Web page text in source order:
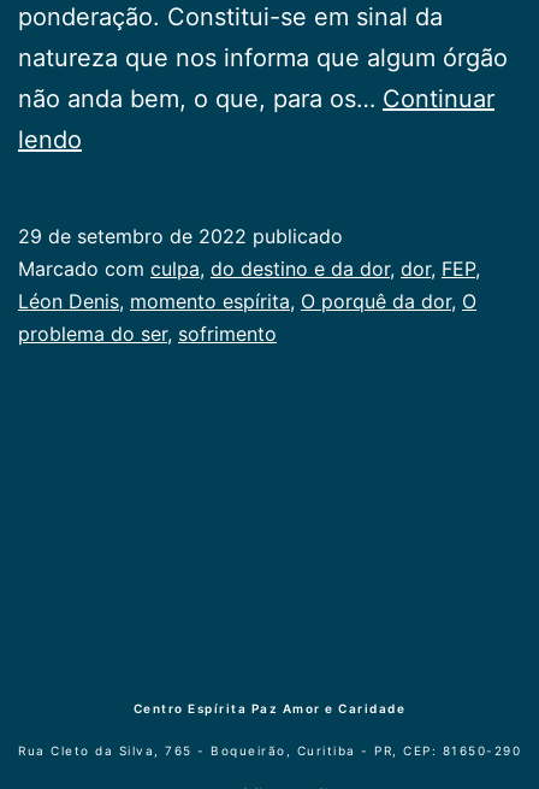
ponderação. Constitui-se em sinal da
natureza que nos informa que algum órgão
não anda bem, o que, para os… Continuar
lendo
dor
29 de setembro de 2022 publicado
Categorizado
como
Publicogeral
Marcado com culpa, do destino e da dor, dor, FEP,
Léon Denis, momento espírita, O porquê da dor, O
problema do ser, sofrimento
Centro Espírita Paz Amor e Caridade
Rua Cleto da Silva, 765 - Boqueirão, Curitiba - PR, CEP: 81650-290